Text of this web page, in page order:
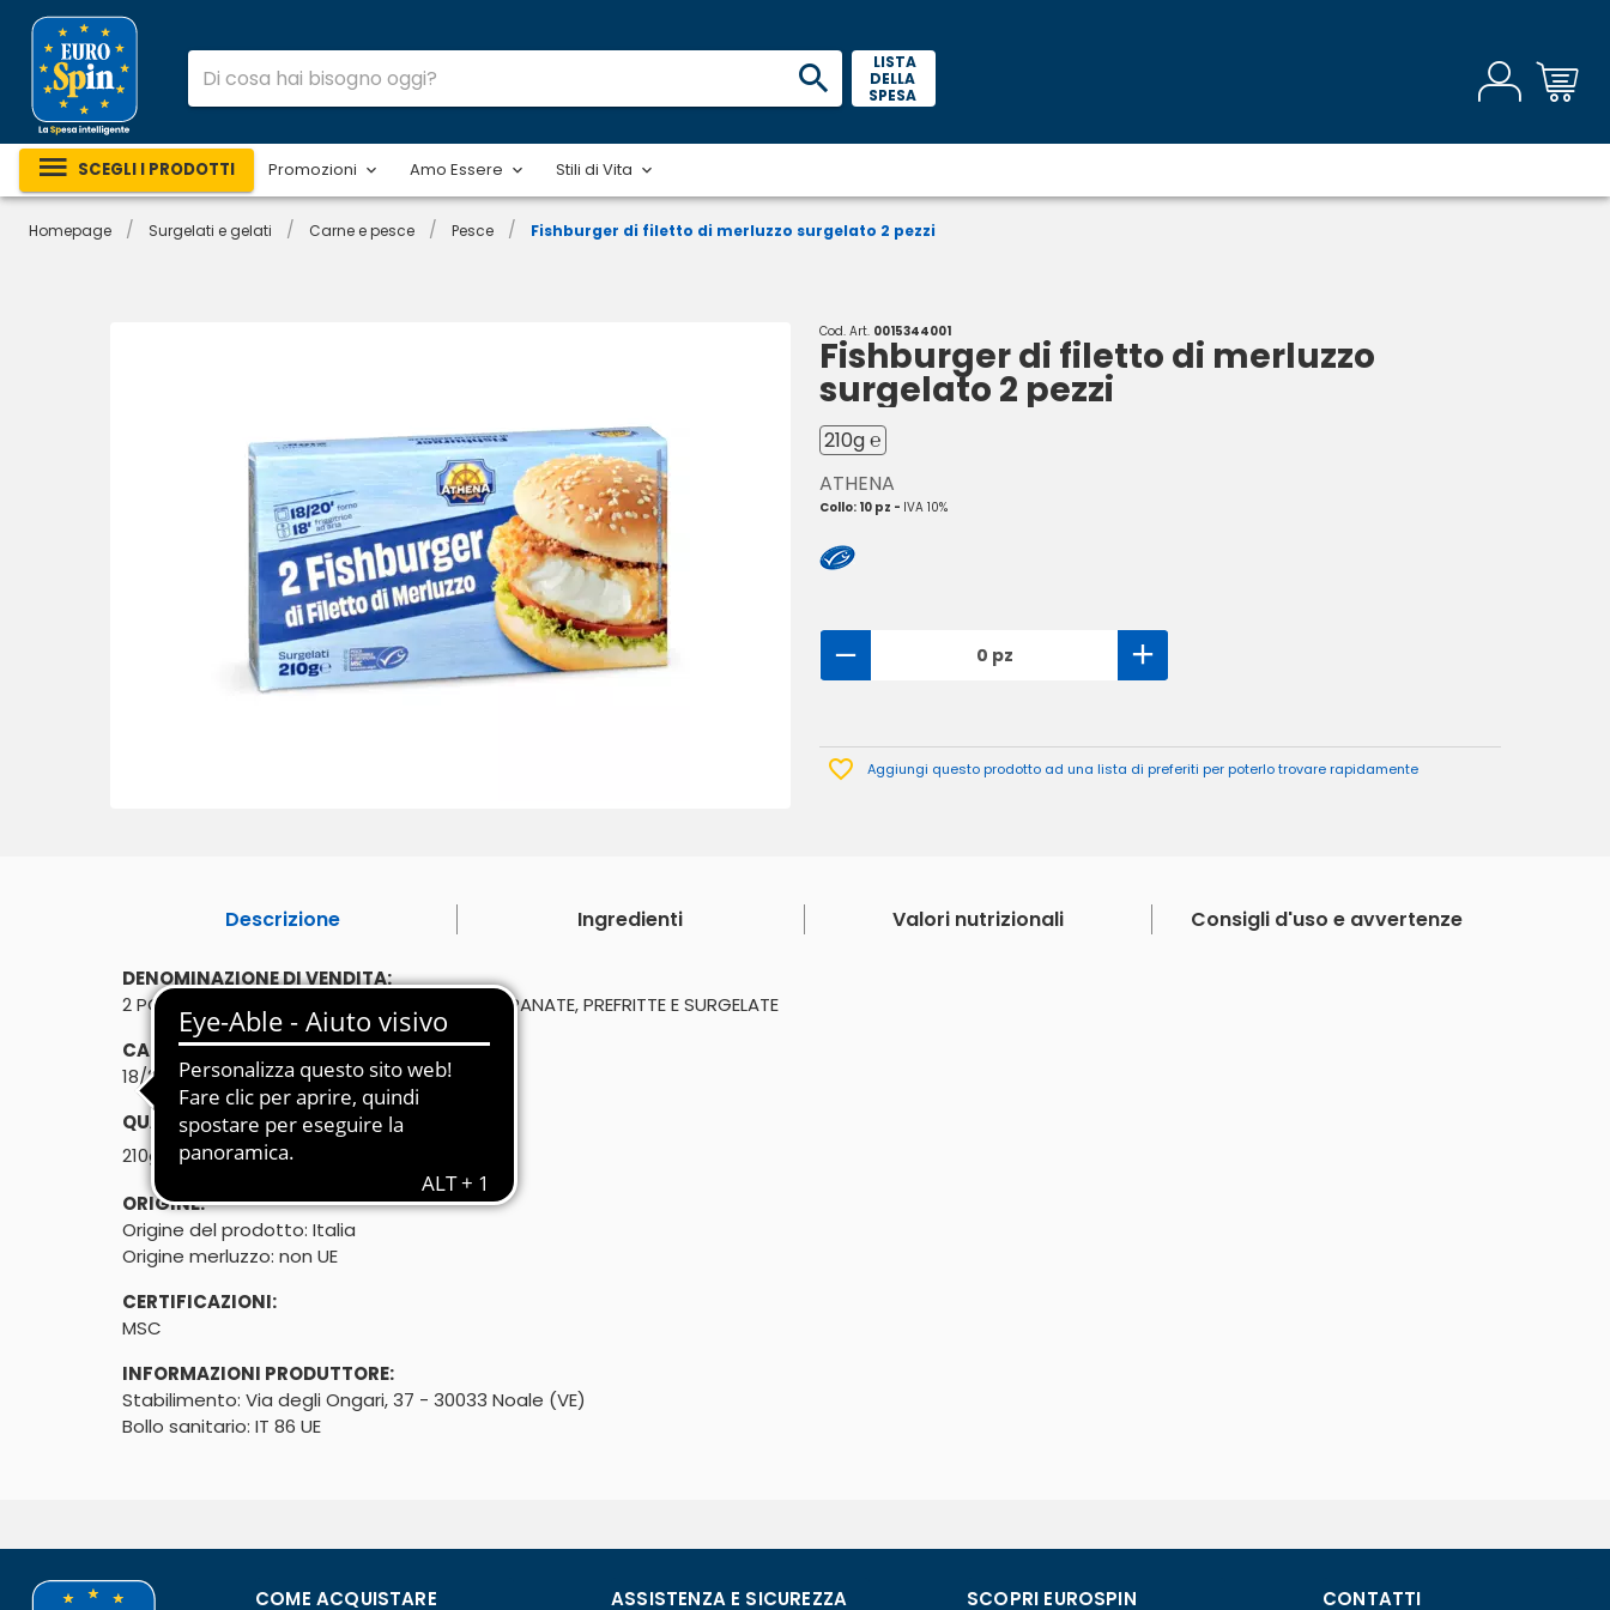
LISTA
DELLA
SPESA
SCEGLI I PRODOTTI Promozioni Amo Essere Stili di Vita
Homepage / Surgelati e gelati / Carne e pesce / Pesce / Fishburger di filetto di merluzzo surgelato 2 pezzi
Cod. Art. 0015344001
Fishburger di filetto di merluzzo
surgelato 2 pezzi
210g ℮
ATHENA
Collo: 10 pz - IVA 10%
0 pz
Aggiungi questo prodotto ad una lista di preferiti per poterlo trovare rapidamente
Descrizione Ingredienti Valori nutrizionali Consigli d'uso e avvertenze
DENOMINAZIONE DI VENDITA:
2 PORZIONI DI FILETTO DI MERLUZZO D'ALASKA PANATE, PREFRITTE E SURGELATE
CARATTERISTICHE:
18/20' forno - 18' friggitrice ad aria
QUANTITÀ:
210g
ORIGINE:
Origine del prodotto: Italia
Origine merluzzo: non UE
CERTIFICAZIONI:
MSC
INFORMAZIONI PRODUTTORE:
Stabilimento: Via degli Ongari, 37 - 30033 Noale (VE)
Bollo sanitario: IT 86 UE
COME ACQUISTARE ASSISTENZA E SICUREZZA SCOPRI EUROSPIN CONTATTI